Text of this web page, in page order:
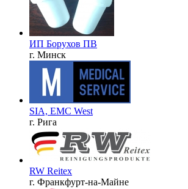
ИП Борухов ПВ
г. Минск
SIA, EMC West
г. Рига
RW Reitex
г. Франкфурт-на-Майне